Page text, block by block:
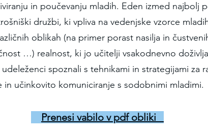
in poučevanju mladih. Eden izmed najbolj
družbi, ki vpliva na vedenjske vzorce
oblikah (na primer porast nasilja in
…) realnost, ki jo učitelji vsakodnevno
spoznali s tehnikami in strategijami za
in učinkovito komuniciranje s sodobnimi mladimi.
Prenesi vabilo v pdf obliki